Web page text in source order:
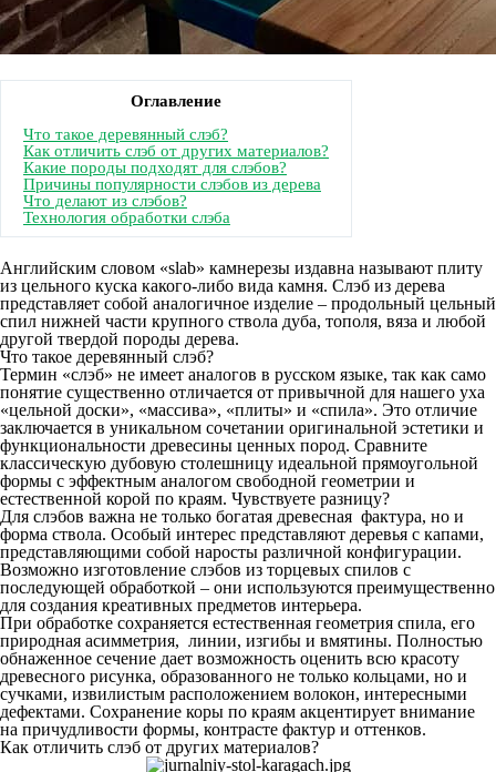
Оглавление
Что такое деревянный слэб?
Как отличить слэб от других материалов?
Какие породы подходят для слэбов?
Причины популярности слэбов из дерева
Что делают из слэбов?
Технология обработки слэба
Английским словом «slab» камнерезы издавна называют плиту
из цельного куска какого-либо вида камня. Слэб из дерева
представляет собой аналогичное изделие – продольный цельный
спил нижней части крупного ствола дуба, тополя, вяза и любой
другой твердой породы дерева.
Что такое деревянный слэб?
Термин «слэб» не имеет аналогов в русском языке, так как само
понятие существенно отличается от привычной для нашего уха
«цельной доски», «массива», «плиты» и «спила». Это отличие
заключается в уникальном сочетании оригинальной эстетики и
функциональности древесины ценных пород. Сравните
классическую дубовую столешницу идеальной прямоугольной
формы с эффектным аналогом свободной геометрии и
естественной корой по краям. Чувствуете разницу?
Для слэбов важна не только богатая древесная фактура, но и
форма ствола. Особый интерес представляют деревья с капами,
представляющими собой наросты различной конфигурации.
Возможно изготовление слэбов из торцевых спилов с
последующей обработкой – они используются преимущественно
для создания креативных предметов интерьера.
При обработке сохраняется естественная геометрия спила, его
природная асимметрия, линии, изгибы и вмятины. Полностью
обнаженное сечение дает возможность оценить всю красоту
древесного рисунка, образованного не только кольцами, но и
сучками, извилистым расположением волокон, интересными
дефектами. Сохранение коры по краям акцентирует внимание
на причудливости формы, контрасте фактур и оттенков.
Как отличить слэб от других материалов?